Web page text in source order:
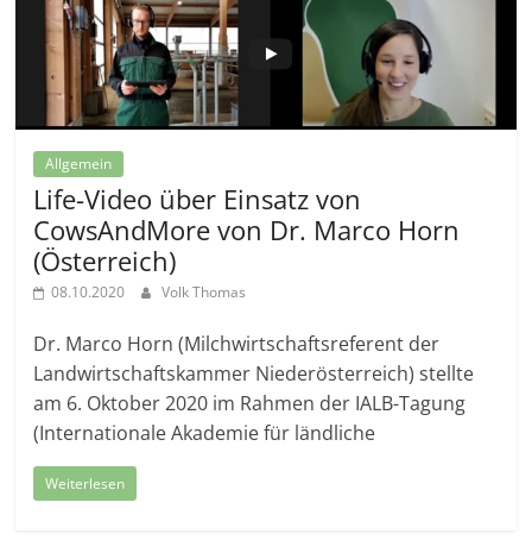
Allgemein
Life-Video über Einsatz von
CowsAndMore von Dr. Marco Horn
(Österreich)
08.10.2020 Volk Thomas
Dr. Marco Horn (Milchwirtschaftsreferent der
Landwirtschaftskammer Niederösterreich) stellte
am 6. Oktober 2020 im Rahmen der IALB-Tagung
(Internationale Akademie für ländliche
Weiterlesen